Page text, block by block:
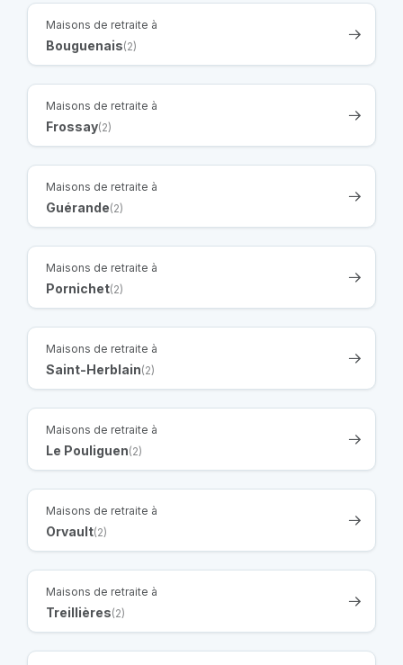
Maisons de retraite à
Bouguenais(2)
Maisons de retraite à
Frossay(2)
Maisons de retraite à
Guérande(2)
Maisons de retraite à
Pornichet(2)
Maisons de retraite à
Saint-Herblain(2)
Maisons de retraite à
Le Pouliguen(2)
Maisons de retraite à
Orvault(2)
Maisons de retraite à
Treillières(2)